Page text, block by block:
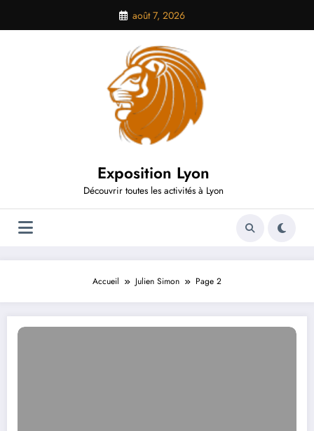
contenu
août 7, 2026
Exposition Lyon
Découvrir toutes les activités à Lyon
Accueil Julien Simon Page 2